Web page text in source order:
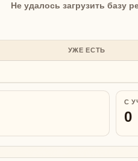
Не удалось загрузить базу
УЖЕ ЕСТЬ
С
0